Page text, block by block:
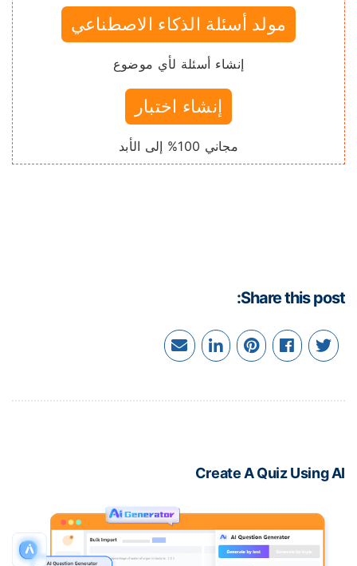
مولد أسئلة الذكاء الاصطناعي
إنشاء أسئلة لأي موضوع
إنشاء اختبار
مجاني 100% إلى الأبد
Share this
Create A Quiz Using